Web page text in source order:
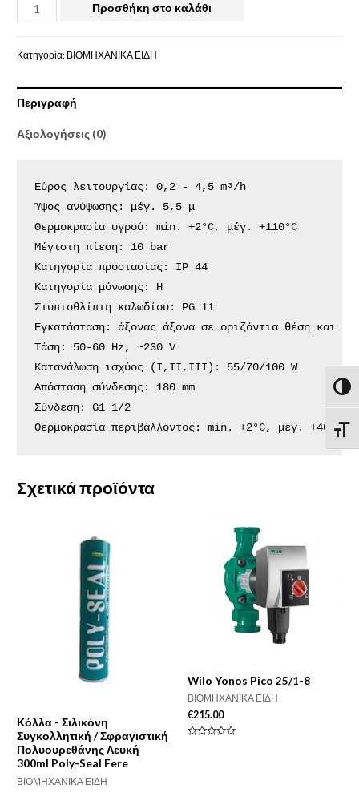
Προσθήκη στο καλάθι
Κατηγορία: ΒΙΟΜΗΧΑΝΙΚΑ ΕΙΔΗ
Περιγραφή
Αξιολογήσεις (0)
Εύρος λειτουργίας: 0,2 - 4,5 m³/h
Ύψος ανύψωσης: μέγ. 5,5 μ
Θερμοκρασία υγρού: min. +2°C, μέγ. +110°C
Μέγιστη πίεση: 10 bar
Κατηγορία προστασίας: IP 44
Κατηγορία μόνωσης: H
Στυπιοθλίπτη καλωδίου: PG 11
Εγκατάσταση: άξονας άξονα σε οριζόντια θέση και
Τάση: 50-60 Hz, ~230 V
Κατανάλωση ισχύος (I,II,III): 55/70/100 W
Απόσταση σύνδεσης: 180 mm
Σύνδεση: G1 1/2
Θερμοκρασία περιβάλλοντος: min. +2°C, μέγ. +40°C
Σχετικά προϊόντα
Κόλλα - Σιλικόνη
Συγκολλητική / Σφραγιστική
Πολυουρεθάνης Λευκή
300ml Poly-Seal Fere
ΒΙΟΜΗΧΑΝΙΚΑ ΕΙΔΗ
Wilo Yonos Pico 25/1-8
ΒΙΟΜΗΧΑΝΙΚΑ ΕΙΔΗ
€215.00